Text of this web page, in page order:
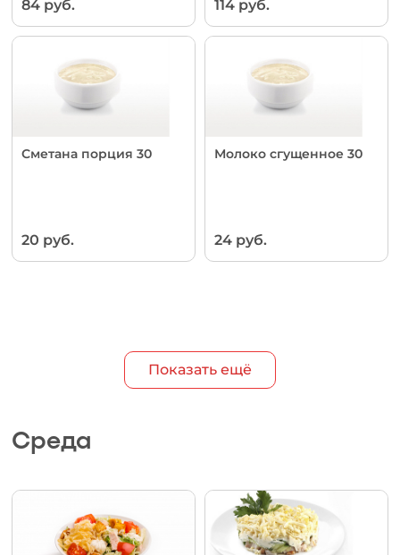
84 руб. 114 руб.
Сметана порция 30
20 руб.
Молоко сгущенное 30
24 руб.
Показать ещё
Среда